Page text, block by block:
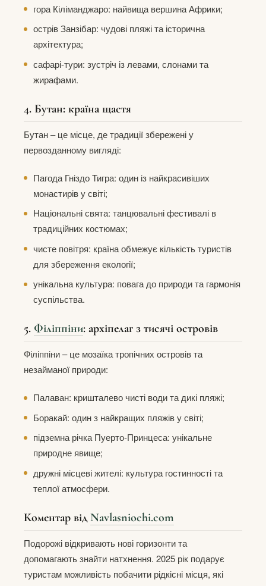
гора Кіліманджаро: найвища вершина Африки;
острів Занзібар: чудові пляжі та історична
архітектура;
сафарі-тури: зустріч із левами, слонами та
жирафами.
4. Бутан: країна щастя
Бутан – це місце, де традиції збережені у
первозданному вигляді:
Пагода Гніздо Тигра: один із найкрасивіших
монастирів у світі;
Національні свята: танцювальні фестивалі в
традиційних костюмах;
чисте повітря: країна обмежує кількість туристів
для збереження екології;
унікальна культура: повага до природи та гармонія
суспільства.
5. Філіппіни: архіпелаг з тисячі островів
Філіппіни – це мозаїка тропічних островів та
незайманої природи:
Палаван: кришталево чисті води та дикі пляжі;
Боракай: один з найкращих пляжів у світі;
підземна річка Пуерто-Принцеса: унікальне
природне явище;
дружні місцеві жителі: культура гостинності та
теплої атмосфери.
Коментар відNavlasniochi.com
Подорожі відкривають нові горизонти та
допомагають знайти натхнення. 2025 рік подарує
туристам можливість побачити рідкісні місця, які